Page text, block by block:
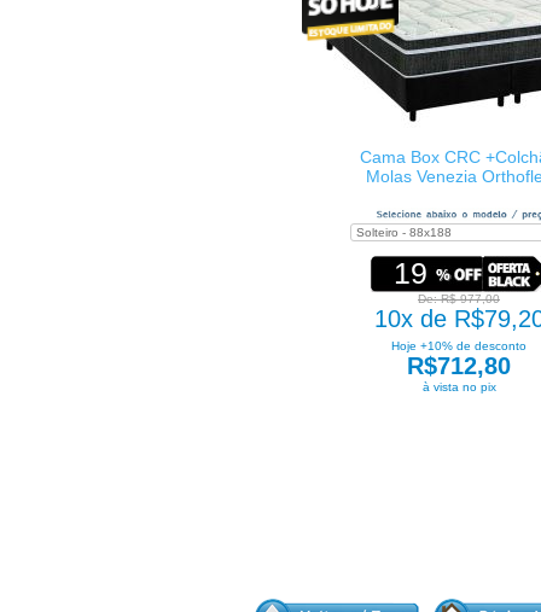
Cama Box CRC
Molas Venezia
19
De: R$ 977,00
10x de
Hoje +10% de desconto
R$712,80
à vista no pix